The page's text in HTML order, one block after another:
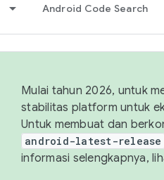
Android Code Search
Mulai tahun 2026, untuk
stabilitas platform untuk
Untuk membuat dan
android-latest-release
informasi selengkapnya,